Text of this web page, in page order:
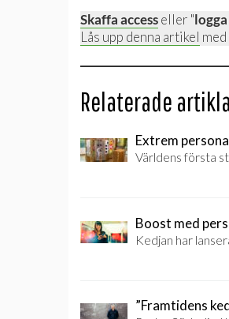
Skaffa accesseller "
Lås upp denna artikel
Relaterade
Extrem
Världens första
Boost med
Kedjan har
”Framtidens